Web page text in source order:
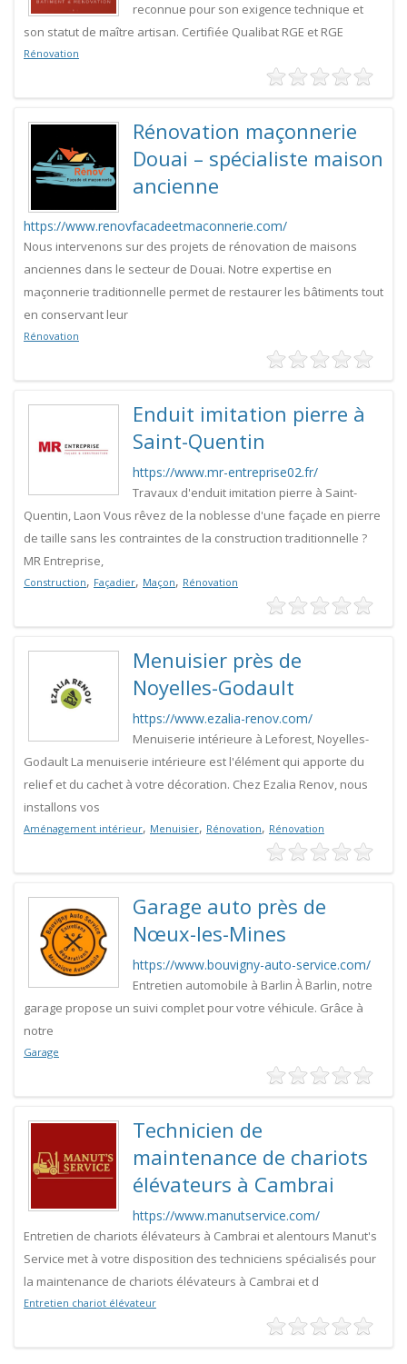
reconnue pour son exigence technique et
son statut de maître artisan. Certifiée Qualibat RGE et RGE
Rénovation
Rénovation maçonnerie
Douai – spécialiste maison
ancienne
https://www.renovfacadeetmaconnerie.com/
Nous intervenons sur des projets de rénovation de maisons
anciennes dans le secteur de Douai. Notre expertise en
maçonnerie traditionnelle permet de restaurer les bâtiments tout
en conservant leur
Rénovation
Enduit imitation pierre à
Saint-Quentin
https://www.mr-entreprise02.fr/
Travaux d'enduit imitation pierre à Saint-
Quentin, Laon Vous rêvez de la noblesse d'une façade en pierre
de taille sans les contraintes de la construction traditionnelle ?
MR Entreprise,
Construction, Façadier, Maçon, Rénovation
Menuisier près de
Noyelles-Godault
https://www.ezalia-renov.com/
Menuiserie intérieure à Leforest, Noyelles-
Godault La menuiserie intérieure est l'élément qui apporte du
relief et du cachet à votre décoration. Chez Ezalia Renov, nous
installons vos
Aménagement intérieur, Menuisier, Rénovation, Rénovation
Garage auto près de
Nœux-les-Mines
https://www.bouvigny-auto-service.com/
Entretien automobile à Barlin À Barlin, notre
garage propose un suivi complet pour votre véhicule. Grâce à
notre
Garage
Technicien de
maintenance de chariots
élévateurs à Cambrai
https://www.manutservice.com/
Entretien de chariots élévateurs à Cambrai et alentours Manut's
Service met à votre disposition des techniciens spécialisés pour
la maintenance de chariots élévateurs à Cambrai et d
Entretien chariot élévateur